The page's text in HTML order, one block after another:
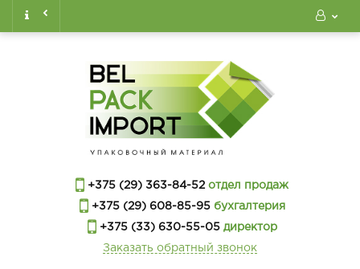
+375 (29) 363-84-52 отдел продаж
+375 (29) 608-85-95бухгалтерия
+375 (33) 630-55-05директор
Заказать обратный звонок